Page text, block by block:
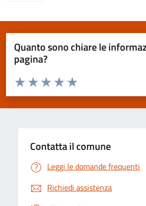
Quanto sono chiare le
pagina?
Valuta da 1 a 5 stelle la pagina
Valuta 5 stelle su 5
Valuta 4 stelle su 5
Valuta 3 stelle su 5
Valuta 2 stelle su 5
Valuta 1 stelle su 5
Contatta il comune
Leggi le domande frequenti
Richiedi assistenza